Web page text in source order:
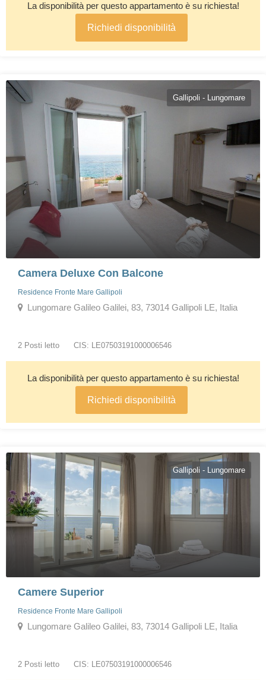
La disponibilità per questo appartamento è su richiesta!
Richiedi disponibilità
Gallipoli - Lungomare
Camera Deluxe Con Balcone
Residence Fronte Mare Gallipoli
Lungomare Galileo Galilei, 83, 73014 Gallipoli LE, Italia
2 Posti letto CIS: LE07503191000006546
La disponibilità per questo appartamento è su richiesta!
Richiedi disponibilità
Gallipoli - Lungomare
Camere Superior
Residence Fronte Mare Gallipoli
Lungomare Galileo Galilei, 83, 73014 Gallipoli LE, Italia
2 Posti letto CIS: LE07503191000006546